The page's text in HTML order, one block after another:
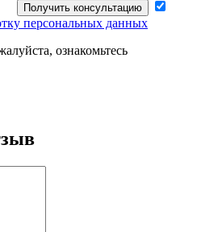
Получить консультацию
персональных данных
ознакомьтесь